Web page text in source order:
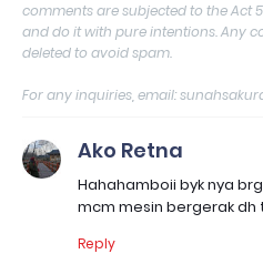
comments are subjected to the Act
and do it with pure intentions. Any
deleted to avoid spam.
For any inquiries, email:
Ako Retna
Hahahamboii byk nya
mcm mesin bergerak dh
Reply